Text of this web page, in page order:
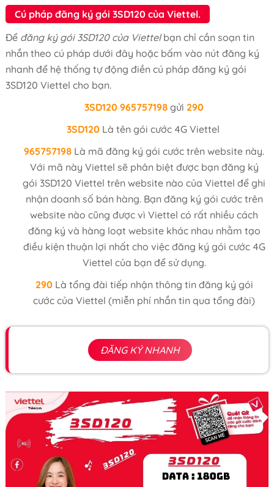
Cú pháp đăng ký gói 3SD120 của Viettel.
Để đăng ký gói 3SD120 của Viettelbạn chỉ cần soạn tin
nhắn theo cú pháp dưới đây hoặc bấm vào nút đăng ký
nhanh để hệ thống tự động điền cú pháp đăng ký gói
3SD120 Viettel cho bạn.
3SD120 965757198 gửi 290
3SD120 Là tên gói cước 4G Viettel
965757198 Là mã đăng ký gói cước trên website này.
Với mã này Viettel sẽ phân biệt được bạn đăng ký
gói 3SD120 Viettel trên website nào của Viettel để ghi
nhận doanh số bán hàng. Bạn đăng ký gói cước trên
website nào cũng được vì Viettel có rất nhiều cách
đăng ký và hàng loạt website khác nhau nhằm tạo
điều kiện thuận lợi nhất cho việc đăng ký gói cước 4G
Viettel của bạn để sử dụng.
290Là tổng đài tiếp nhận thông tin đăng ký gói
cước của Viettel (miễn phí nhắn tin qua tổng đài)
ĐĂNG KÝ NHANH